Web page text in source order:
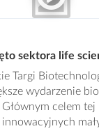
sektora life
Targi
wydarzenie
celem